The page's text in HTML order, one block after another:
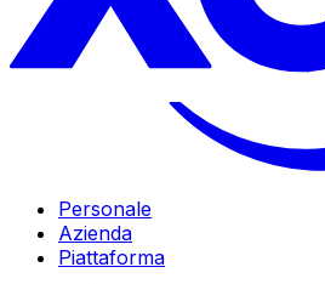
Personale
Azienda
Piattaforma